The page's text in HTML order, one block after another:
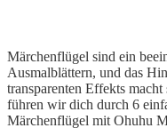
Märchenflügel sind ein
Ausmalblättern, und das
transparenten Effekts
führen wir dich durch 6
Märchenflügel mit Ohuhu